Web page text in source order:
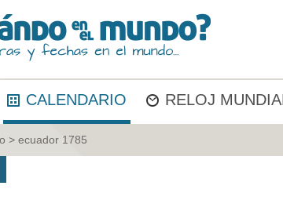
CALENDARIO RELOJ
> ecuador 1785